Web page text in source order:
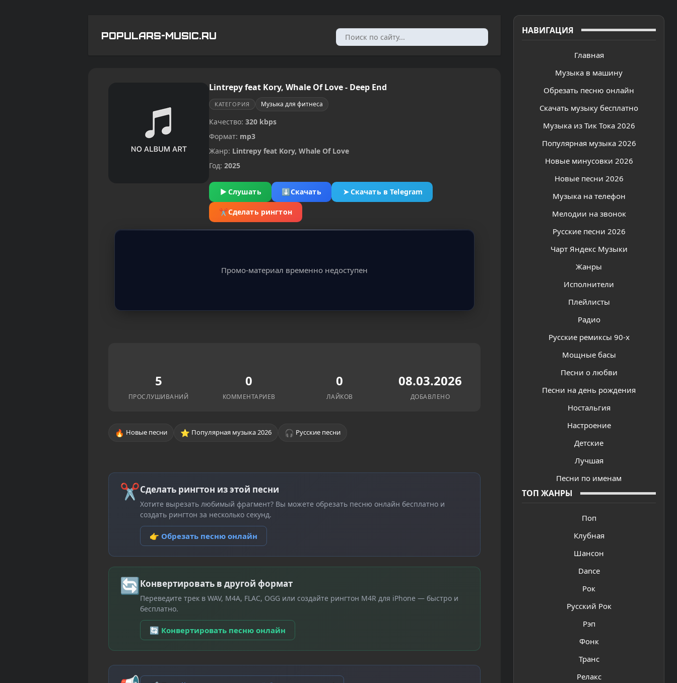
POPULARS-MUSIC.RU НАВИГАЦИЯ
Главная
Музыка в машину
Обрезать песню онлайн
Скачать музыку бесплатно
Музыка из Тик Тока 2026
Популярная музыка 2026
Новые минусовки 2026
Новые песни 2026
Музыка на телефон
Мелодии на звонок
Русские песни 2026
Чарт Яндекс Музыки
Жанры
Исполнители
Плейлисты
Радио
Русские ремиксы 90-х
Мощные басы
Песни о любви
Песни на день рождения
Ностальгия
Настроение
Детские
Лучшая
Песни по именам
ТОП ЖАНРЫ
Поп
Клубная
Шансон
Dance
Рок
Русский Рок
Рэп
Фонк
Транс
Релакс
Lintrepy feat Kory, Whale Of Love - Deep End
КАТЕГОРИЯ Музыка для фитнеса
Качество: 320 kbps
Формат: mp3
Жанр: Lintrepy feat Kory, Whale Of Love
Год: 2025
▶ Слушать ⬇Скачать ➤Скачать в Telegram
✂Сделать рингтон
Промо-материал временно недоступен
5
ПРОСЛУШИВАНИЙ
0
КОММЕНТАРИЕВ
0
ЛАЙКОВ
08.03.2026
ДОБАВЛЕНО
🔥 Новые песни ⭐ Популярная музыка 2026 🎧 Русские песни
✂Сделать рингтон из этой песни
Хотите вырезать любимый фрагмент? Вы можете обрезать песню онлайн бесплатно и
создать рингтон за несколько секунд.
👉 Обрезать песню онлайн
🔄Конвертировать в другой формат
Переведите трек в WAV, M4A, FLAC, OGG или создайте рингтон M4R для iPhone — быстро и
бесплатно.
🔄 Конвертировать песню онлайн